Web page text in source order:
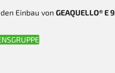
Einbau von GEAQUELLO® E